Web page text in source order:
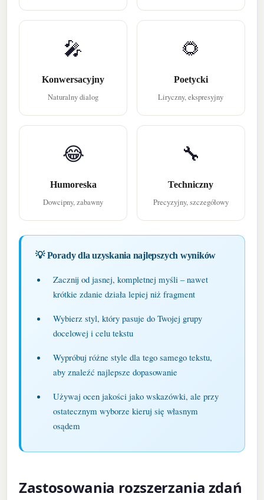
🎤
Konwersacyjny
Naturalny dialog
🌻
Poetycki
Liryczny, ekspresyjny
😂
Humoreska
Dowcipny, zabawny
🔧
Techniczny
Precyzyjny, szczegółowy
💡 Porady dla uzyskania najlepszych wyników
Zacznij od jasnej, kompletnej myśli – nawet
krótkie zdanie działa lepiej niż fragment
Wybierz styl, który pasuje do Twojej grupy
docelowej i celu tekstu
Wypróbuj różne style dla tego samego tekstu,
aby znaleźć najlepsze dopasowanie
Używaj ocen jakości jako wskazówki, ale przy
ostatecznym wyborze kieruj się własnym
osądem
Zastosowania rozszerzania zdań